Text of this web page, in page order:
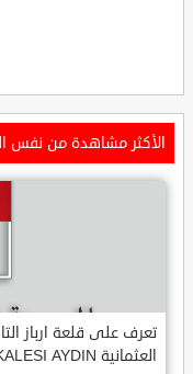
الأكثر مشاهدة من نفس
تعرف على قلعة ارباز
العثمانية ARPAZ KALESI AYDIN